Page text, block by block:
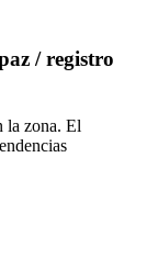
/ registro
la zona. El